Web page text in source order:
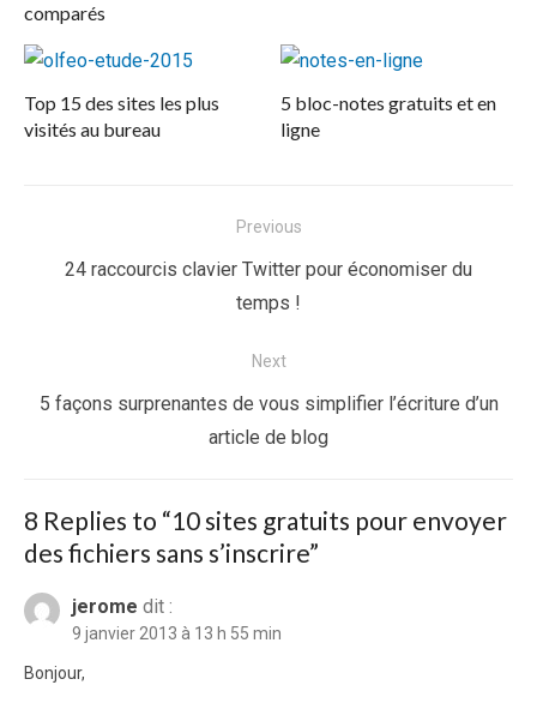
comparés
Top 15 des sites les plus
visités au bureau
5 bloc-notes gratuits et en
ligne
Previous
Previous
24 raccourcis clavier Twitter pour économiser du
temps !
Next
Next
5 façons surprenantes de vous simplifier l’écriture d’un
article de blog
8 Replies to “10 sites gratuits pour envoyer
des fichiers sans s’inscrire”
jerome dit :
9 janvier 2013 à 13 h 55 min
Bonjour,